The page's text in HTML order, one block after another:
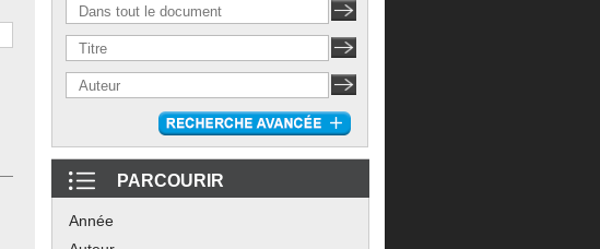
PARCOURIR
Année